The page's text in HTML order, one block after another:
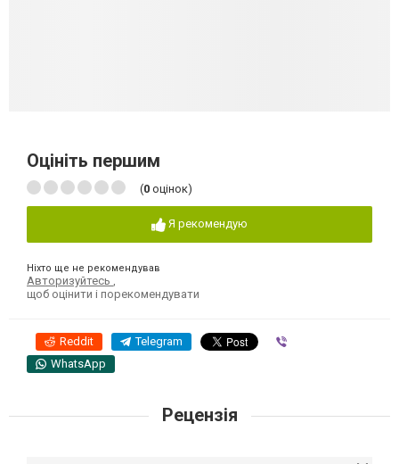
Оцініть першим
(0 оцінок)
Я рекомендую
Ніхто ще не рекомендував
Авторизуйтесь
щоб оцінити і порекомендувати
Reddit Telegram
WhatsApp
Рецензія